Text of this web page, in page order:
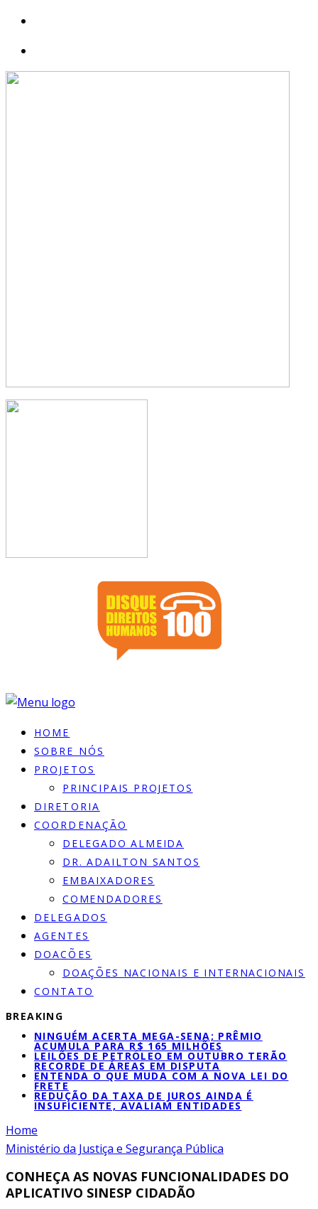
HOME
SOBRE NÓS
PROJETOS
PRINCIPAIS PROJETOS
DIRETORIA
COORDENAÇÃO
DELEGADO ALMEIDA
DR. ADAILTON SANTOS
EMBAIXADORES
COMENDADORES
DELEGADOS
AGENTES
DOACÕES
DOAÇÕES NACIONAIS E INTERNACIONAIS
CONTATO
BREAKING
NINGUÉM ACERTA MEGA-SENA; PRÊMIO
ACUMULA PARA R$ 165 MILHÕES
LEILÕES DE PETRÓLEO EM OUTUBRO TERÃO
RECORDE DE ÁREAS EM DISPUTA
ENTENDA O QUE MUDA COM A NOVA LEI DO
FRETE
REDUÇÃO DA TAXA DE JUROS AINDA É
INSUFICIENTE, AVALIAM ENTIDADES
Home
Ministério da Justiça e Segurança Pública
CONHEÇA AS NOVAS FUNCIONALIDADES DO
APLICATIVO SINESP CIDADÃO